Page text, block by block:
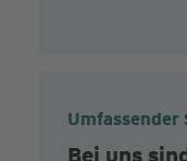
Umfassender